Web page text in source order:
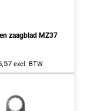
zaagblad MZ37
excl. BTW